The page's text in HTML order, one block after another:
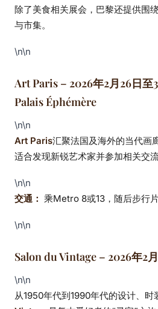
除了美食相关展会，巴黎还提供围
与市集。
\n\n
Art Paris – 2026年2月26日至
Palais Éphémère
\n\n
Art Paris汇聚法国及海外的当代画
适合发现新锐艺术家并参加相关交流
\n\n
交通： 乘Metro 8或13，随后步行片
\n\n
Salon du Vintage – 2026年2
\n\n
从1950年代到1990年代的设计、时